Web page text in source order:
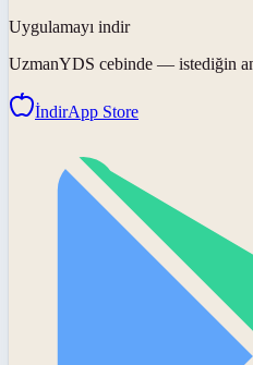
Uygulamayı indir
UzmanYDS cebinde — istediğin
İndirApp Store